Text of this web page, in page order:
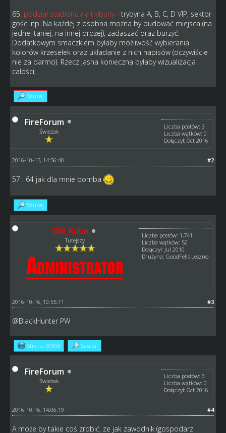
65. podział stadionu na trybuny - trybyna A, B, C, D VIP, sektor
gości itp. Na każdej z osobna można by budować miejsca (na
jednej taniej, na innej drożej), zadaszać oraz burzyć.
Dodatkowym smaczkiem byłaby możliwość wybierania
kolorów krzesełek oraz układanie z nich napisów (oczywiście
nie za darmo). Rzecz jasna konieczna byłaby wizualizacja
całości;
Szukaj
FireForum
Świeżak
Liczba postów: 3
Liczba wątków: 0
Dołączył: Oct 2016
#2
2016-10-15, 14:56:40
57 i 64 jak dla mnie bomba
Szukaj
GM_Kuba
Tutejszy
Liczba postów: 1,741
Liczba wątków: 52
Dołączył: Jul 2010
Drużyna: GoodFells Leszno
#3
2016-10-16, 10:55:11
@BlackHunterPW
Strona WWW Szukaj
FireForum
Świeżak
Liczba postów: 3
Liczba wątków: 0
Dołączył: Oct 2016
#4
2016-10-16, 14:06:19
A może by takie coś zrobić, ze jak zawodnik (gospodarz